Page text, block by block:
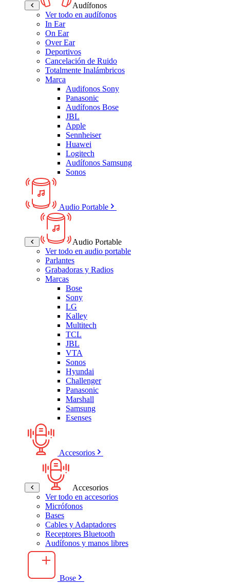
Audífonos
Ver todo en audífonos
In Ear
On Ear
Over Ear
Deportivos
Cancelación de Ruido
Totalmente Inalámbricos
Marca
Audifonos Sony
Panasonic
Audífonos Bose
JBL
Apple
Sennheiser
Huawei
Logitech
Audífonos Samsung
Sonos
Audio Portable
Audio Portable
Ver todo en audio portable
Parlantes
Grabadoras y Radios
Marcas
Bose
Sony
LG
Kalley
Multitech
TCL
JBL
VTA
Sonos
Hyundai
Challenger
Panasonic
Marshall
Samsung
Esenses
Accesorios
Accesorios
Ver todo en accesorios
Micrófonos
Bases
Cables y Adaptadores
Receptores Bluetooth
Audífonos y manos libres
Bose